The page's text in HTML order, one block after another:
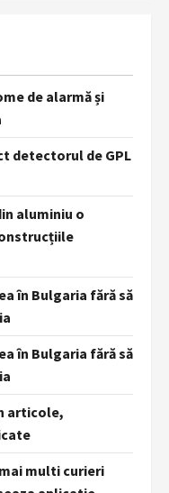
de alarmă și
detectorul de GPL
aluminiu o
în Bulgaria fără să
în Bulgaria fără să
articole,
multi curieri